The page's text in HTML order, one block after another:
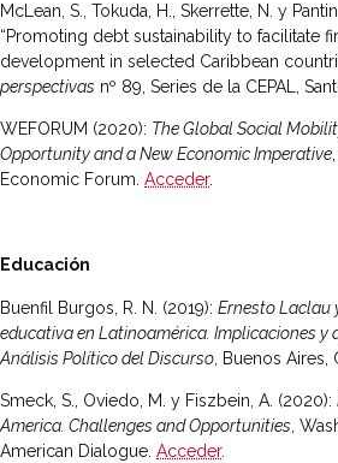
McLean, S., Tokuda, H., Skerrette, N. y
“Promoting debt sustainability to facilitate
development in selected Caribbean
perspectivas nº 89, Series de la CEPAL,
WEFORUM (2020): The Global Social
Opportunity and a New Economic Imperative
Economic Forum. Acceder.
Educación
Buenfil Burgos, R. N. (2019): Ernesto Laclau
educativa en Latinoamérica. Implicaciones y
Análisis Político del Discurso , Buenos Aires,
Smeck, S., Oviedo, M. y Fiszbein, A. (2020):
America. Challenges and Opportunities ,
American Dialogue. Acceder.